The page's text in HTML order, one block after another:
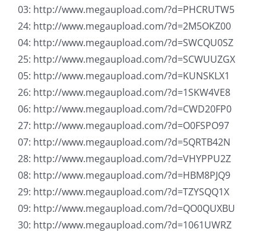
03: http://www.megaupload.com/?d=PHCRUTW5
24: http://www.megaupload.com/?d=2M5OKZ00
04: http://www.megaupload.com/?d=SWCQU0SZ
25: http://www.megaupload.com/?d=SCWUUZGX
05: http://www.megaupload.com/?d=KUNSKLX1
26: http://www.megaupload.com/?d=1SKW4VE8
06: http://www.megaupload.com/?d=CWD20FP0
27: http://www.megaupload.com/?d=O0FSPO97
07: http://www.megaupload.com/?d=5QRTB42N
28: http://www.megaupload.com/?d=VHYPPU2Z
08: http://www.megaupload.com/?d=HBM8PJQ9
29: http://www.megaupload.com/?d=TZYSQQ1X
09: http://www.megaupload.com/?d=QO0QUXBU
30: http://www.megaupload.com/?d=1061UWRZ